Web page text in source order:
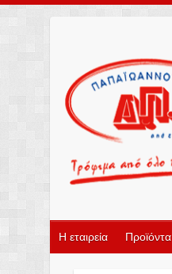
Η εταιρεία Προϊόντα